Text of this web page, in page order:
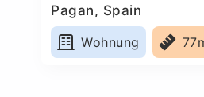
Pagan, Spain
Wohnung